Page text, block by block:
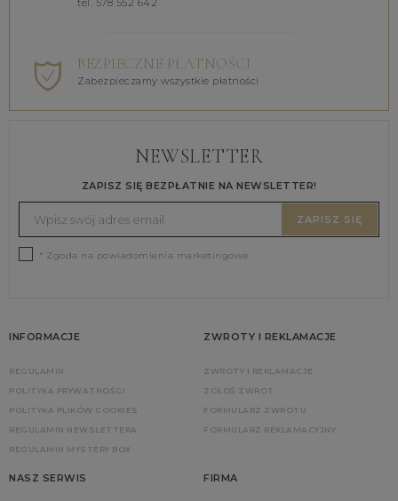
tel. 578 552 642
BEZPIECZNE PŁATNOŚCI
Zabezpieczamy wszystkie płatności
NEWSLETTER
ZAPISZ SIĘ BEZPŁATNIE NA NEWSLETTER!
ZAPISZ SIĘ
* Zgoda na powiadomienia marketingowe
INFORMACJE
REGULAMIN
POLITYKA PRYWATNOŚCI
POLITYKA PLIKÓW COOKIES
REGULAMIN NEWSLETTERA
REGULAMIN MYSTERY BOX
ZWROTY I REKLAMACJE
ZWROTY I REKLAMACJE
ZGŁOŚ ZWROT
FORMULARZ ZWROTU
FORMULARZ REKLAMACYJNY
NASZ SERWIS FIRMA